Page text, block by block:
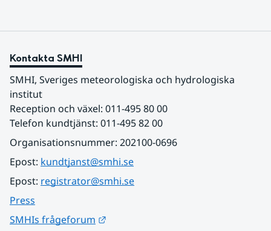
Kontakta SMHI
SMHI, Sveriges meteorologiska och hydrologiska
institut
Reception och växel: 011-495 80 00
Telefon kundtjänst: 011-495 82 00
Organisationsnummer: 202100-0696
Epost: kundtjanst@smhi.se
Epost: registrator@smhi.se
Press
SMHIs frågeforum